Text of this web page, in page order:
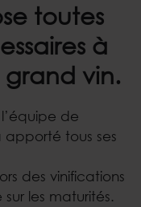
toutes
à
grand vin.
de
tous ses
des vinifications
les maturités.